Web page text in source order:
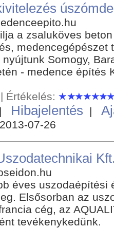
a zsaluköves
Somogy,
- medence építés
Értékelés:
Hibajelentés |
07-26
éves
Elsősorban az
cég, az
tevékenykedünk.